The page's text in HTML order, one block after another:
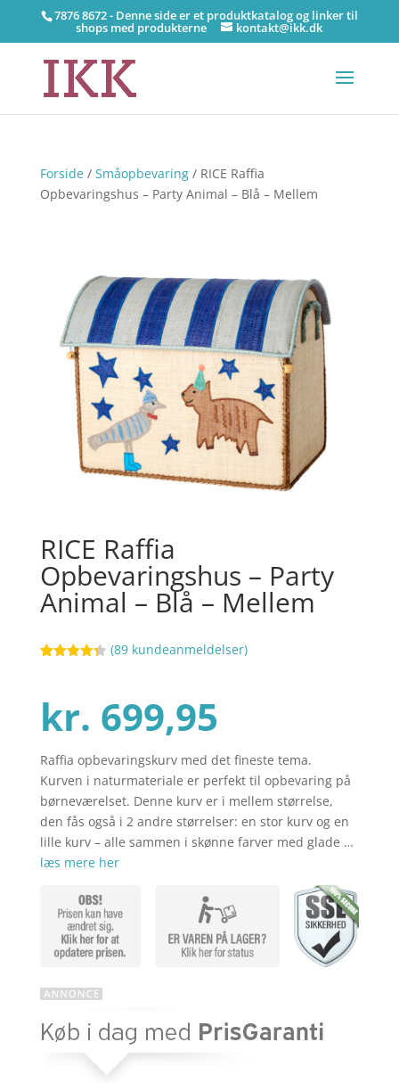
7876 8672 - Denne side er et produktkatalog og linker til
shops med produkterne kontakt@ikk.dk
Forside/ Småopbevaring/ RICE Raffia
Opbevaringshus – Party Animal – Blå – Mellem
RICE Raffia
Opbevaringshus – Party
Animal – Blå – Mellem
baseret
på
kundebedø
(89 kundeanmeldelser)
kr. 699,95
Raffia opbevaringskurv med det fineste tema.
Kurven i naturmateriale er perfekt til opbevaring på
børneværelset. Denne kurv er i mellem størrelse,
den fås også i 2 andre størrelser: en stor kurv og en
lille kurv – alle sammen i skønne farver med glade …
læs mere her